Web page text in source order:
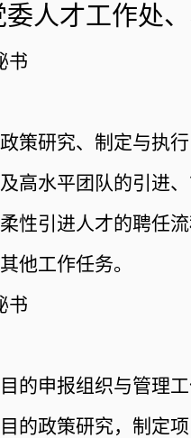
委人才工作处
书
策研究、制定与执
高水平团队的引进
性引进人才的聘任
他工作任务。
书
的申报组织与管理
的政策研究，制定